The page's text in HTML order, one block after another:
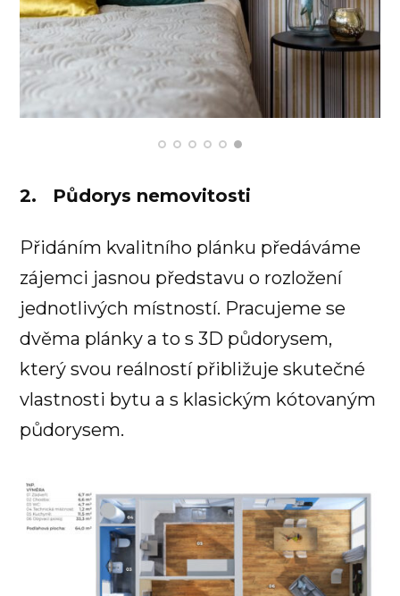
2. Půdorys nemovitosti
Přidáním kvalitního plánku předáváme
zájemci jasnou představu o rozložení
jednotlivých místností. Pracujeme se
dvěma plánky a to s 3D půdorysem,
který svou reálností přibližuje skutečné
vlastnosti bytu a s klasickým kótovaným
půdorysem.